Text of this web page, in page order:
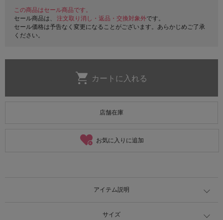
この商品はセール商品です。
セール商品は、 注文取り消し・返品・交換対象外です。
セール価格は予告なく変更になることがございます。あらかじめご了承
ください。
店舗在庫
お気に入りに追加
アイテム説明
サイズ